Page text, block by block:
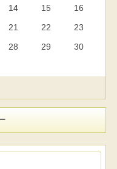
14 15
16
21 22
23
28 29
30